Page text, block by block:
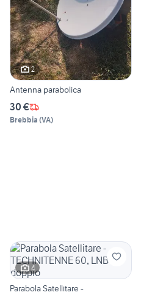
2
Antenna parabolica
30 €
Brebbia (VA)
4
Parabola Satellitare -